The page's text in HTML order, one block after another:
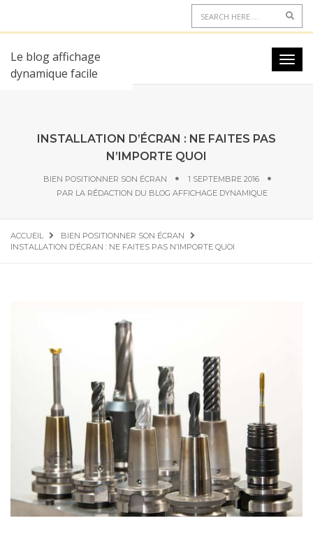
Le blog affichage
dynamique facile
INSTALLATION D’ÉCRAN : NE FAITES PAS
N’IMPORTE QUOI
BIEN POSITIONNER SON ÉCRAN
1 SEPTEMBRE 2016
PAR LA RÉDACTION DU BLOG AFFICHAGE DYNAMIQUE
ACCUEIL
BIEN POSITIONNER SON ÉCRAN
INSTALLATION D’ÉCRAN : NE FAITES PAS N’IMPORTE QUOI